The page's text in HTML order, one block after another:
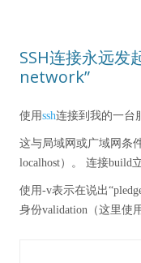
SSH连接永远发
network”
使用ssh连接到我的一台
这与局域网或广域网条
localhost）。 连接build
使用-v表示在说出
身份validation（这里使